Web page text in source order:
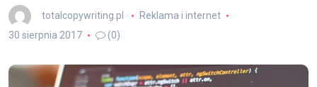
totalcopywriting.pl
Reklama i internet
30 sierpnia 2017
(0)